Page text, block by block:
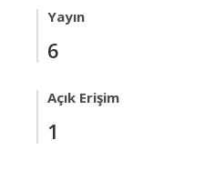
Yayın
6
Açık Erişim
1